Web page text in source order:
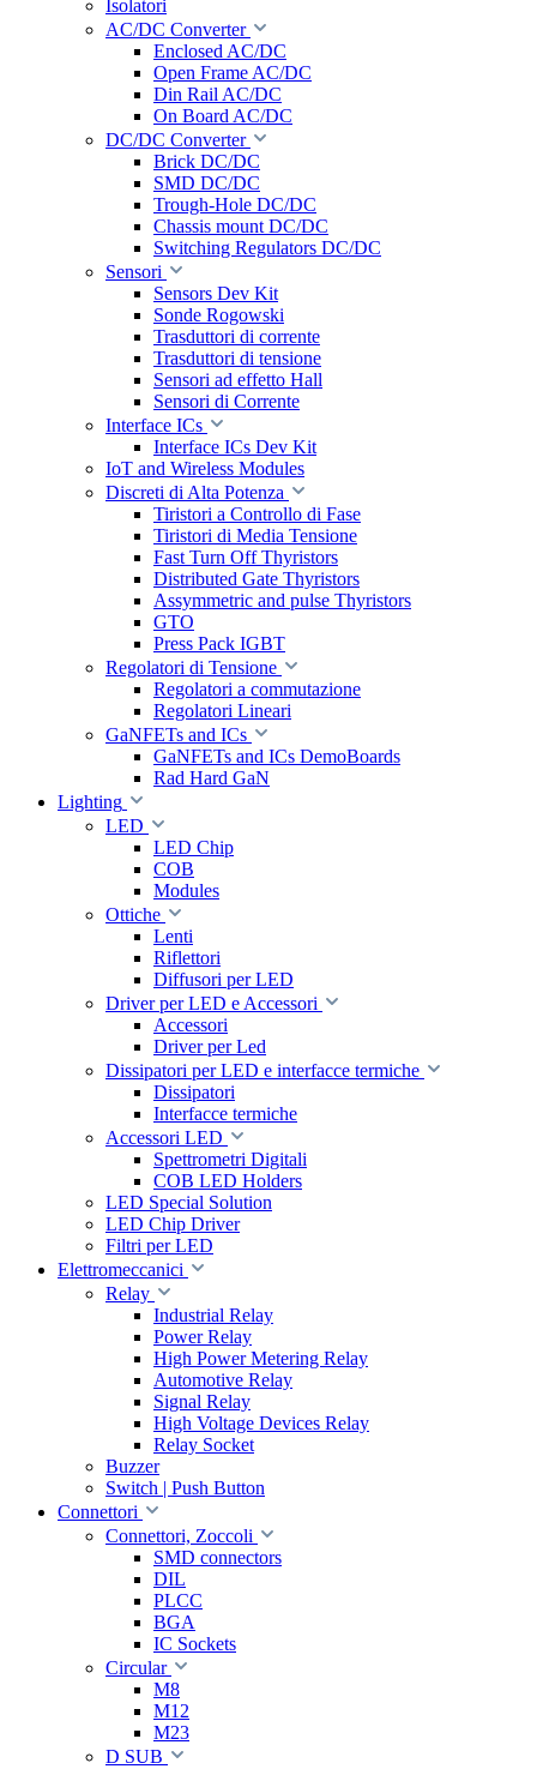
Isolatori
AC/DC Converter
Enclosed AC/DC
Open Frame AC/DC
Din Rail AC/DC
On Board AC/DC
DC/DC Converter
Brick DC/DC
SMD DC/DC
Trough-Hole DC/DC
Chassis mount DC/DC
Switching Regulators DC/DC
Sensori
Sensors Dev Kit
Sonde Rogowski
Trasduttori di corrente
Trasduttori di tensione
Sensori ad effetto Hall
Sensori di Corrente
Interface ICs
Interface ICs Dev Kit
IoT and Wireless Modules
Discreti di Alta Potenza
Tiristori a Controllo di Fase
Tiristori di Media Tensione
Fast Turn Off Thyristors
Distributed Gate Thyristors
Assymmetric and pulse Thyristors
GTO
Press Pack IGBT
Regolatori di Tensione
Regolatori a commutazione
Regolatori Lineari
GaNFETs and ICs
GaNFETs and ICs DemoBoards
Rad Hard GaN
Lighting
LED
LED Chip
COB
Modules
Ottiche
Lenti
Riflettori
Diffusori per LED
Driver per LED e Accessori
Accessori
Driver per Led
Dissipatori per LED e interfacce termiche
Dissipatori
Interfacce termiche
Accessori LED
Spettrometri Digitali
COB LED Holders
LED Special Solution
LED Chip Driver
Filtri per LED
Elettromeccanici
Relay
Industrial Relay
Power Relay
High Power Metering Relay
Automotive Relay
Signal Relay
High Voltage Devices Relay
Relay Socket
Buzzer
Switch | Push Button
Connettori
Connettori, Zoccoli
SMD connectors
DIL
PLCC
BGA
IC Sockets
Circular
M8
M12
M23
D SUB